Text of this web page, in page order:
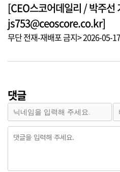
[CEO스코어데일리 / 박주선
js753@ceoscore.co.kr]
무단 전재-재배포 금지> 2026-05-
댓글